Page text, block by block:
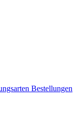
Bestellungen